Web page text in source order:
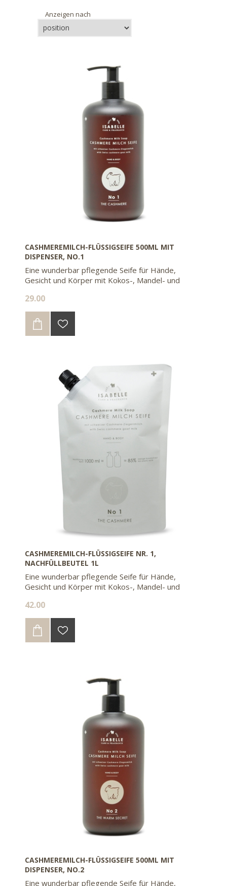
Anzeigen nach
CASHMEREMILCH-FLÜSSIGSEIFE 500ML MIT
DISPENSER, NO.1
Eine wunderbar pflegende Seife für Hände,
Gesicht und Körper mit Kokos-, Mandel- und
29.00
CASHMEREMILCH-FLÜSSIGSEIFE NR. 1,
NACHFÜLLBEUTEL 1L
Eine wunderbar pflegende Seife für Hände,
Gesicht und Körper mit Kokos-, Mandel- und
Kunststoff gegenüber 2 Flaschen à 500ml.
42.00
CASHMEREMILCH-FLÜSSIGSEIFE 500ML MIT
DISPENSER, NO.2
Eine wunderbar pflegende Seife für Hände,